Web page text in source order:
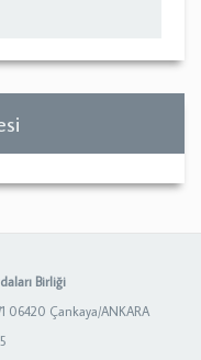
Birliği
06420 Çankaya/ANKARA